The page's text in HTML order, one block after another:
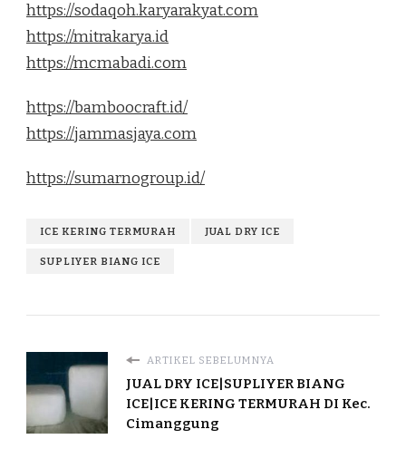
https://sodaqoh.karyarakyat.com
https://mitrakarya.id
https://mcmabadi.com
https://bamboocraft.id/
https://jammasjaya.com
https://sumarnogroup.id/
ICE KERING TERMURAH JUAL DRY ICE
SUPLIYER BIANG ICE
ARTIKEL SEBELUMNYA
JUAL DRY ICE|SUPLIYER BIANG
ICE|ICE KERING TERMURAH DI Kec.
Cimanggung